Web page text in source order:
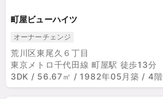
町屋ビューハイツ
オーナーチェンジ
荒川区東尾久６丁目
東京メトロ千代田線 町屋駅 徒歩13分
3DK / 56.67㎡ / 1982年05月築 / 4階